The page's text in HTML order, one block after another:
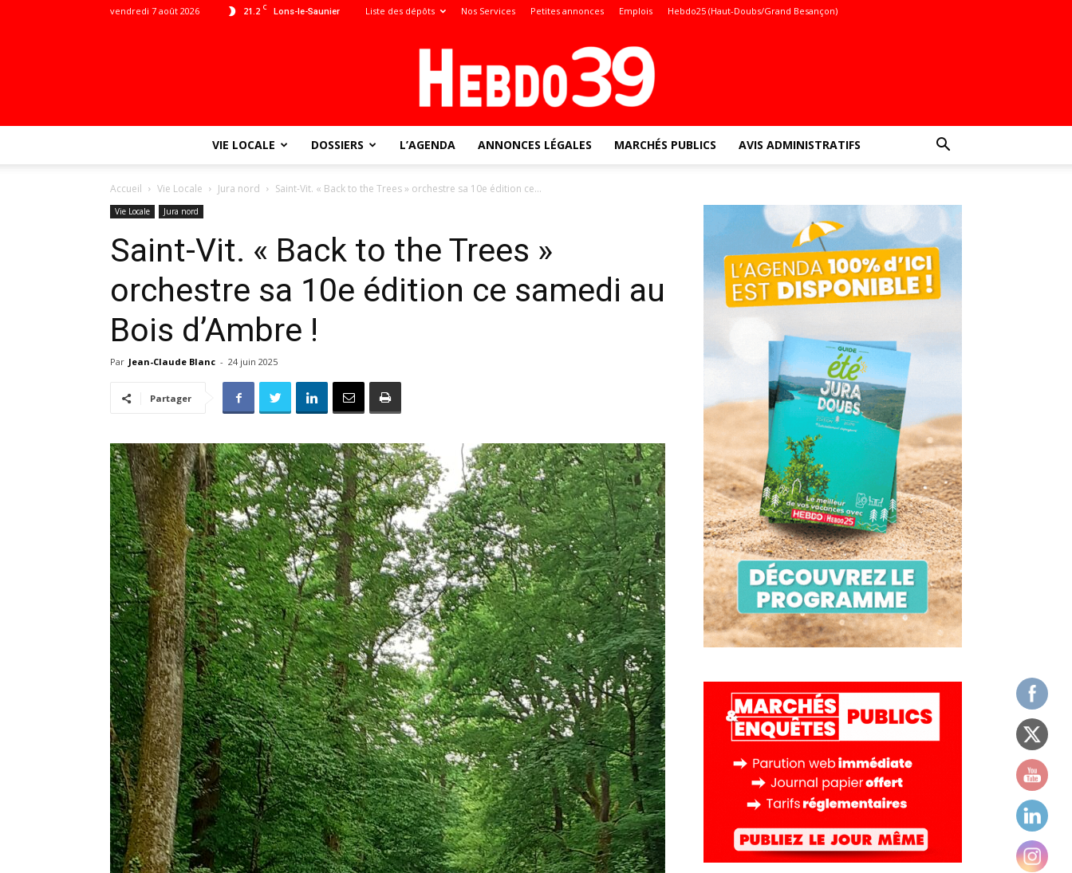
21.2 C Lons-le-Saunier
vendredi 7 août 2026 Liste des dépôts Nos Services Petites annonces Emplois Hebdo25 (Haut-Doubs/Grand Besançon)
l'info
locale
–
Hebdo39
VIE LOCALE DOSSIERS L’AGENDA ANNONCES LÉGALES MARCHÉS PUBLICS AVIS ADMINISTRATIFS
Accueil Vie Locale Jura nord Saint-Vit. « Back to the Trees » orchestre sa 10e édition ce...
Vie Locale Jura nord
Saint-Vit. « Back to the Trees »
orchestre sa 10e édition ce samedi au
Bois d’Ambre !
Par Jean-Claude Blanc - 24 juin 2025
Partager